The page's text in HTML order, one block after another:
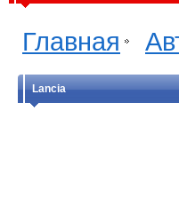
Главная
Lancia